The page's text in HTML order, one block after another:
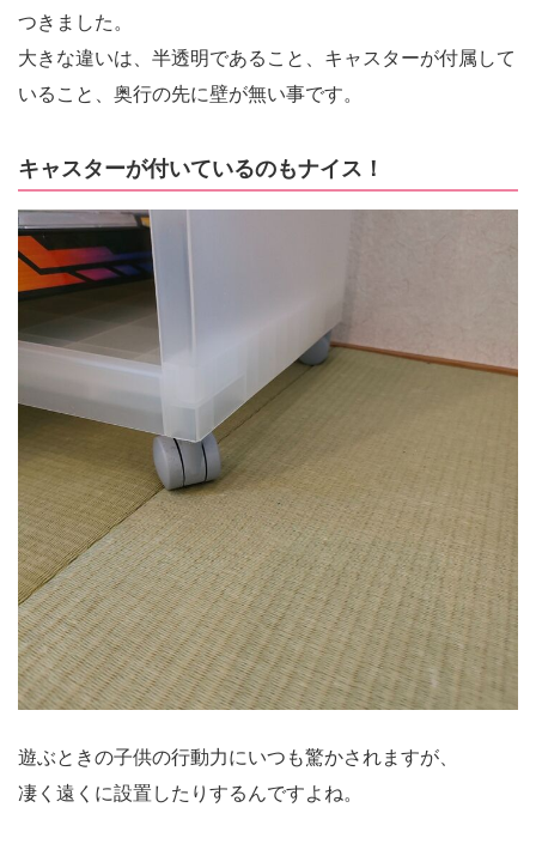
つきました。
大きな違いは、半透明であること、キャスターが付属して
いること、奥行の先に壁が無い事です。
キャスターが付いているのもナイス！
遊ぶときの子供の行動力にいつも驚かされますが、
凄く遠くに設置したりするんですよね。